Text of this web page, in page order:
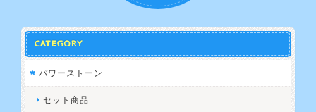
CATEGORY
パワーストーン
セット商品